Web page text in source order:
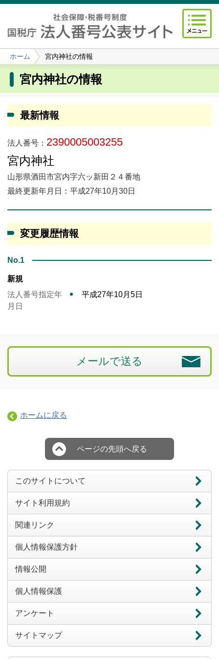
ホーム 宮内神社の情報
宮内神社の情報
最新情報
法人番号： 2390005003255
宮内神社
山形県酒田市宮内字六ッ新田２４番地
最終更新年月日：平成27年10月30日
変更履歴情報
No.1
新規
法人番号指定年
月日
平成27年10月5日
メールで送る
ホームに戻る
ページの先頭へ戻る
このサイトについて
サイト利用規約
関連リンク
個人情報保護方針
情報公開
個人情報保護
アンケート
サイトマップ